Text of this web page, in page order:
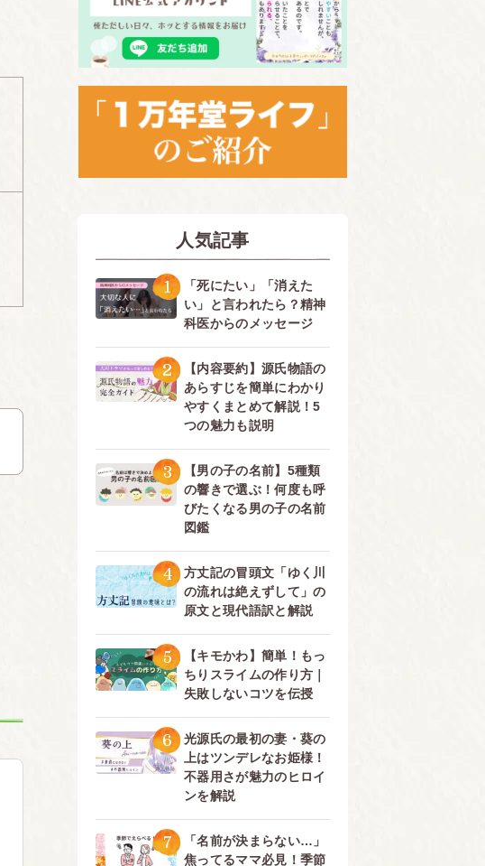
人気記事
1
「死にたい」「消えた
い」と言われたら？精神
科医からのメッセージ
2
【内容要約】源氏物語の
あらすじを簡単にわかり
やすくまとめて解説！5
つの魅力も説明
3
【男の子の名前】5種類
の響きで選ぶ！何度も呼
びたくなる男の子の名前
図鑑
4
方丈記の冒頭文「ゆく川
の流れは絶えずして」の
原文と現代語訳と解説
5
【キモかわ】簡単！もっ
ちりスライムの作り方｜
失敗しないコツを伝授
6
光源氏の最初の妻・葵の
上はツンデレなお姫様！
不器用さが魅力のヒロイ
ンを解説
7
「名前が決まらない…」
焦ってるママ必見！季節